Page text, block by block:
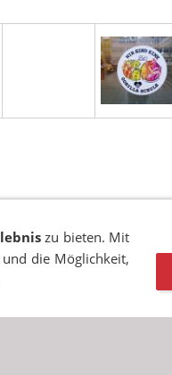
2001 - 2026
zu bieten. Mit
die Möglichkeit,